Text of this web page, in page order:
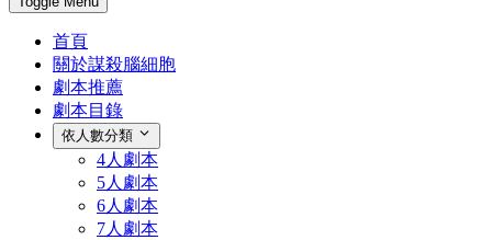
首頁
關於謀殺腦細胞
劇本推薦
劇本目錄
依人數分類
4人劇本
5人劇本
6人劇本
7人劇本